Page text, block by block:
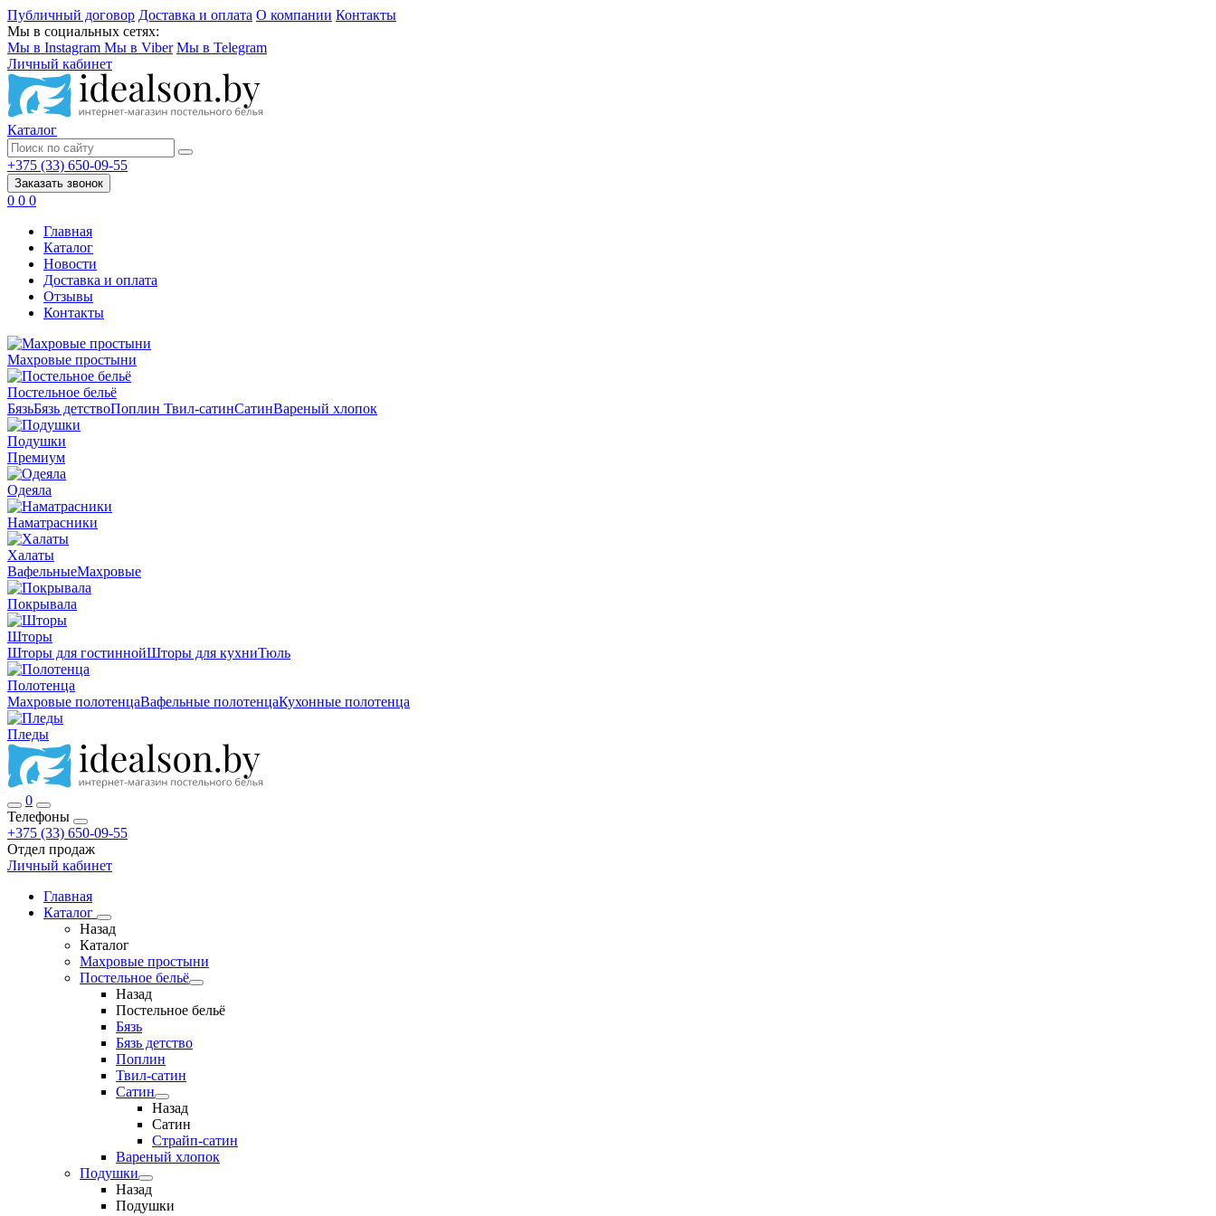
Публичный договор Доставка и оплата О компании Контакты
Мы в социальных сетях:
Мы в Instagram Мы в Viber Мы в Telegram
Личный кабинет
Каталог
+375 (33) 650-09-55
Заказать звонок
0 0 0
Главная
Каталог
Новости
Доставка и оплата
Отзывы
Контакты
Махровые простыни
Постельное бельё
БязьБязь детствоПоплин Твил-сатинСатинВареный хлопок
Подушки
Премиум
Одеяла
Наматрасники
Халаты
ВафельныеМахровые
Покрывала
Шторы
Шторы для гостиннойШторы для кухниТюль
Полотенца
Махровые полотенцаВафельные полотенцаКухонные полотенца
Пледы
0
Телефоны
+375 (33) 650-09-55
Отдел продаж
Личный кабинет
Главная
Каталог
Назад
Каталог
Махровые простыни
Постельное бельё
Назад
Постельное бельё
Бязь
Бязь детство
Поплин
Твил-сатин
Сатин
Назад
Сатин
Страйп-сатин
Вареный хлопок
Подушки
Назад
Подушки